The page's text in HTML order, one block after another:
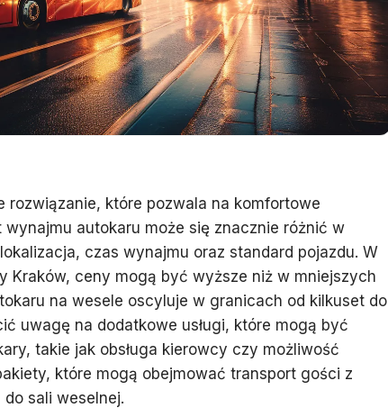
które pozwala na komfortowe
autokaru może się znacznie różnić w
czas wynajmu oraz standard pojazdu. W
Kraków, ceny mogą być wyższe niż w mniejszych
na wesele oscyluje w granicach od kilkuset do
uwagę na dodatkowe usługi, które mogą być
takie jak obsługa kierowcy czy możliwość
które mogą obejmować transport gości z
do sali weselnej.